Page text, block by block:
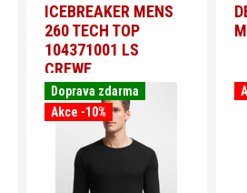
ICEBREAKER MENS
260 TECH TOP
104371001 LS
CREWE
Doprava zdarma
Akce -10%